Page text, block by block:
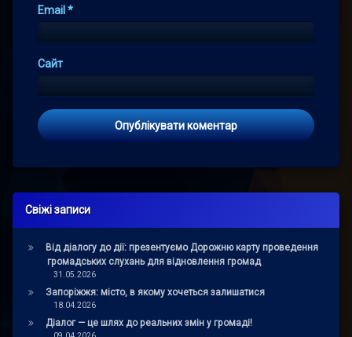
Email*
Сайт
Свіжі записи
Від діалогу до дії: презентуємо Дорожню карту проведення
громадських слухань для відновлення громад
31.05.2026
Запоріжжя: місто, в якому хочеться залишатися
18.04.2026
Діалог — це шлях до реальних змін у громаді!